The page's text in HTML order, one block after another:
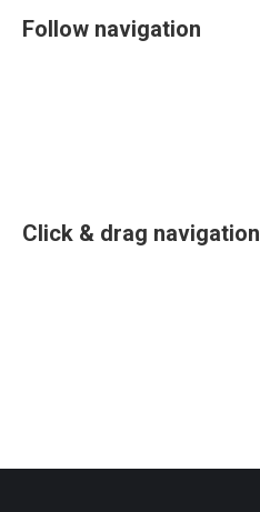
Follow navigation
Click & drag navigation